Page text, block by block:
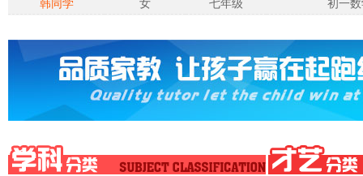
韩同学 女 七年级 初一